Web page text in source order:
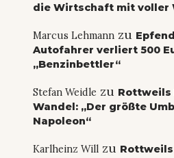
die Wirtschaft mit voller
Marcus Lehmannzu
Autofahrer verliert 500
„Benzinbettler“
Stefan Weidle zu Rottweils
Wandel: „Der größte
Napoleon“
Karlheinz Willzu